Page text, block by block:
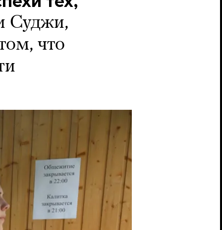
Суджи,
что